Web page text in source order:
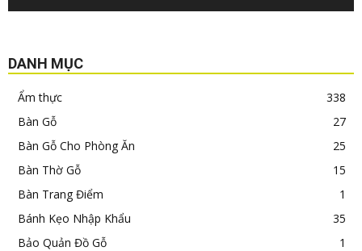
DANH MỤC
Ẩm thực
338
Bàn Gỗ
27
Bàn Gỗ Cho Phòng Ăn
25
Bàn Thờ Gỗ
15
Bàn Trang Điểm
1
Bánh Kẹo Nhập Khẩu
35
Bảo Quản Đồ Gỗ
1